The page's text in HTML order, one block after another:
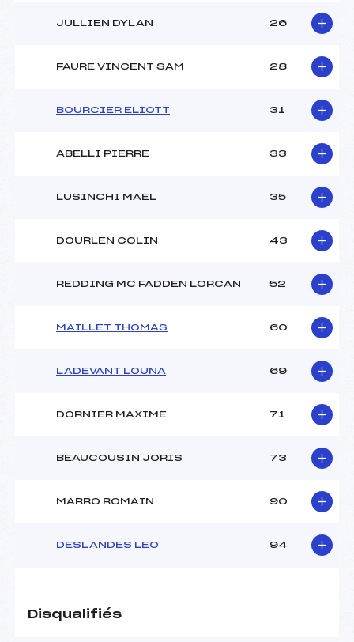
JULLIEN DYLAN 26
FAURE VINCENT SAM 28
BOURCIER ELIOTT 31
ABELLI PIERRE 33
LUSINCHI MAEL 35
DOURLEN COLIN 43
REDDING MC FADDEN LORCAN 52
MAILLET THOMAS 60
LADEVANT LOUNA 69
DORNIER MAXIME 71
BEAUCOUSIN JORIS 73
MARRO ROMAIN 90
DESLANDES LEO 94
Disqualifiés